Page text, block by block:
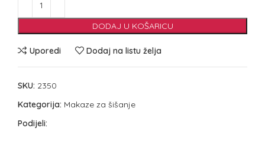
DODAJ U KOŠARICU
Uporedi Dodaj na listu želja
SKU: 2350
Kategorija: Makaze za šišanje
Podijeli: